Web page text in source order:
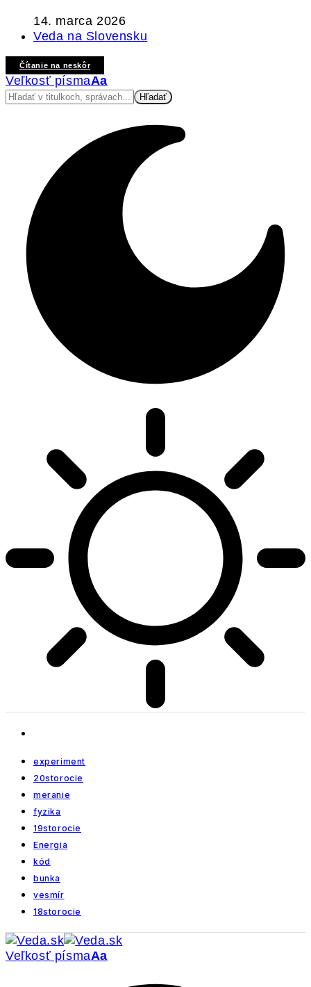
14. marca 2026
Veda na Slovensku
Čítanie na neskôr
Veľkosť písmaAa
experiment
20storocie
meranie
fyzika
19storocie
Energia
kód
bunka
vesmír
18storocie
Veľkosť písmaAa